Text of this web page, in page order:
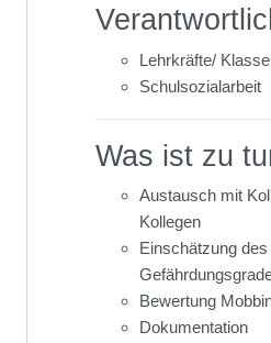
Lehrkräfte/
Schulsozialarbeit
Was ist zu
Austausch mit
Kollegen
Einschätzung des
Bewertung
Dokumentation